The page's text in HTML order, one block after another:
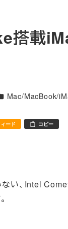
載
テゴリー
Mac/MacBook/
ィード コピー
い、Intel